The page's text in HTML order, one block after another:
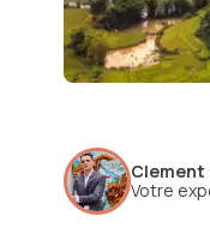
Clement
Votre